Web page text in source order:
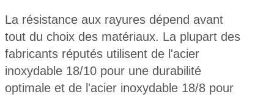
La résistance aux rayures dépend avant
tout du choix des matériaux. La plupart des
fabricants réputés utilisent de l'acier
inoxydable 18/10 pour une durabilité
optimale et de l'acier inoxydable 18/8 pour